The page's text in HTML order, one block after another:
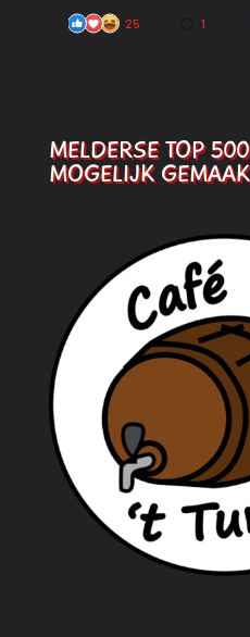
25 1
MELDERSE TOP
MOGELIJK